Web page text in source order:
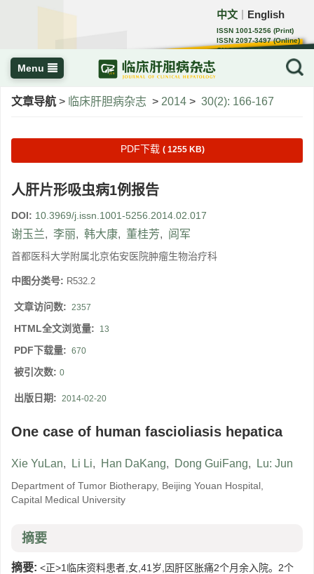
中文 English
ISSN 1001-5256 (Print)
ISSN 2097-3497 (Online)
CN 22-1108/R
Menu
文章导航 > 临床肝胆病杂志 > 2014 > 30(2): 166-167
PDF下载 ( 1255 KB)
人肝片形吸虫病1例报告
DOI: 10.3969/j.issn.1001-5256.2014.02.017
谢玉兰, 李丽, 韩大康, 董桂芳, 闾军
首都医科大学附属北京佑安医院肿瘤生物治疗科
中图分类号: R532.2
文章访问数: 2357
HTML全文浏览量: 13
PDF下载量: 670
被引次数: 0
出版日期: 2014-02-20
One case of human fascioliasis hepatica
Xie YuLan, Li Li, Han DaKang, Dong GuiFang, Lu: Jun
Department of Tumor Biotherapy, Beijing Youan Hospital,
Capital Medical University
摘要
摘要: <正>1临床资料患者,女,41岁,因肝区胀痛2个月余入院。2个